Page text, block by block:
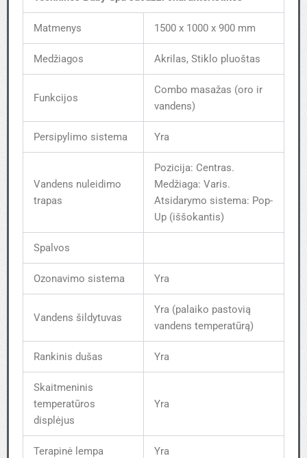
Matmenys 1500 x 1000 x 900 mm
Medžiagos Akrilas, Stiklo pluoštas
Funkcijos
Combo masažas (oro ir
vandens)
Persipylimo sistema Yra
Vandens nuleidimo
trapas
Pozicija: Centras.
Medžiaga: Varis.
Atsidarymo sistema: Pop-
Up (iššokantis)
Spalvos
Ozonavimo sistema Yra
Vandens šildytuvas
Yra ​(palaiko pastovią
vandens temperatūrą)
Rankinis dušas Yra
Skaitmeninis
temperatūros
displėjus
Yra
Terapinė lempa Yra